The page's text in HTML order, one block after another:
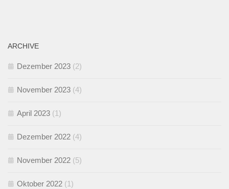
ARCHIVE
Dezember 2023 (2)
November 2023 (4)
April 2023 (1)
Dezember 2022 (4)
November 2022 (5)
Oktober 2022 (1)